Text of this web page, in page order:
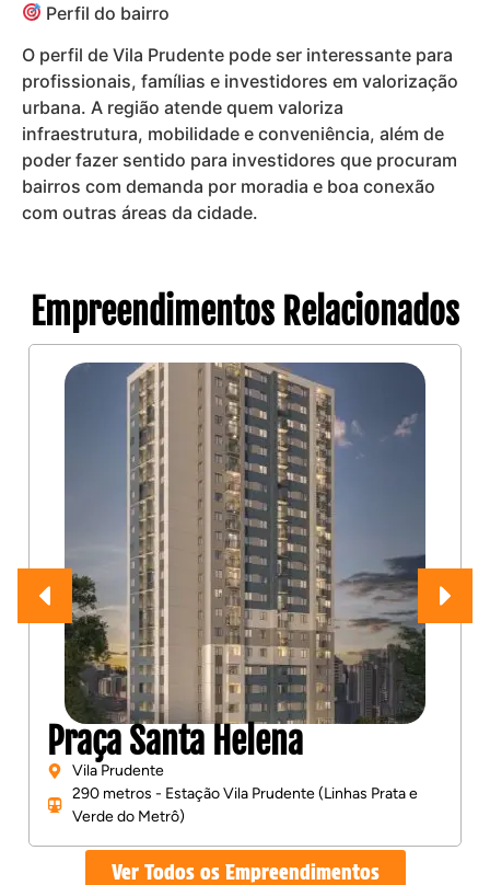
Perfil do bairro
O perfil de Vila Prudente pode ser interessante para
profissionais, famílias e investidores em valorização
urbana. A região atende quem valoriza
infraestrutura, mobilidade e conveniência, além de
poder fazer sentido para investidores que procuram
bairros com demanda por moradia e boa conexão
com outras áreas da cidade.
Empreendimentos Relacionados
Praça Santa Helena
Vila Prudente
290 metros - Estação Vila Prudente (Linhas Prata e
Verde do Metrô)
Ver Todos os Empreendimentos